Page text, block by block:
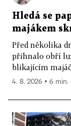
Hledá se
majákem
Před několika
přihnalo obří
blikajícím
4. 8. 2026 ▪ 6 min.